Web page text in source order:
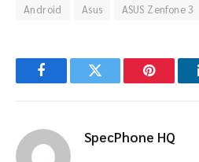
Android Asus ASUS Zenfone 3
FacebookTwitter Pinterest
SpecPhone HQ